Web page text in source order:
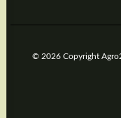
© 2026 Copyright